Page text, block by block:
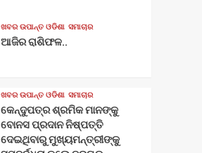
ଖବର ଉପାନ୍ତ ଓଡିଶା ସମାଚାର
ଆଜିର ରାଶିଫଳ..
ଖବର ଉପାନ୍ତ ଓଡିଶା ସମାଚାର
କେନ୍ଦୁପତ୍ର ଶ୍ରମିକ ମାନଙ୍କୁ
ବୋନସ ପ୍ରଦାନ ନିଷ୍ପତ୍ତି
ଦେଇଥିବାରୁ ମୁଖ୍ୟମନ୍ତ୍ରୀଙ୍କୁ